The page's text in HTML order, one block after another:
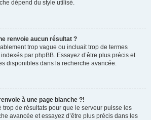
dépend du style utilisé.
renvoie aucun résultat ?
trop vague ou incluait trop de termes
par phpBB. Essayez d’être plus précis et
disponibles dans la recherche avancée.
à une page blanche ?!
trop de résultats pour que le serveur puisse les
avancée et essayez d’être plus précis dans les